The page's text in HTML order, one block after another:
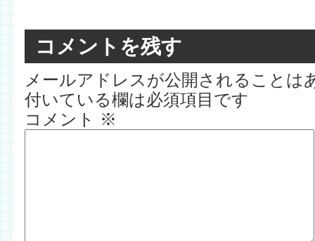
コメントを残す
メールアドレスが公開されることは
付いている欄は必須項目です
コメント
※